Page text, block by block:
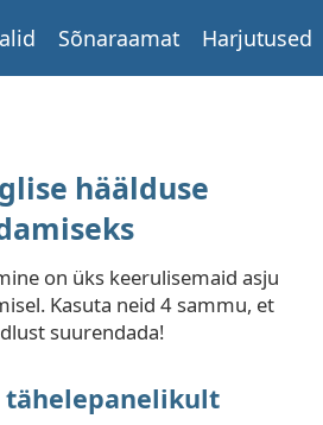
Sõnaraamat Harjutused
häälduse
on üks keerulisemaid asju
Kasuta neid 4 sammu, et
suurendada!
tähelepanelikult